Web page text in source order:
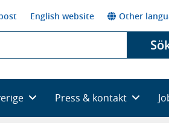
English website Other
Press & kontakt